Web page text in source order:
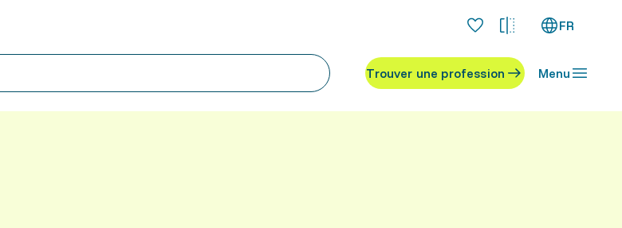
FR
Trouver une profession Menu